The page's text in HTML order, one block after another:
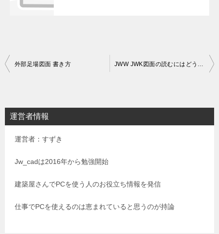
投
ビ
ゲ
外部足場図面 書き方 JWW JWK図面の読むにはどうするか
運営者情報
運営者：すずき
Jw_cadは2016年から勉強開始
建築屋さんでPCを使う人のお役立ち情報を発信
仕事でPCを使えるのは恵まれていると思うのが持論